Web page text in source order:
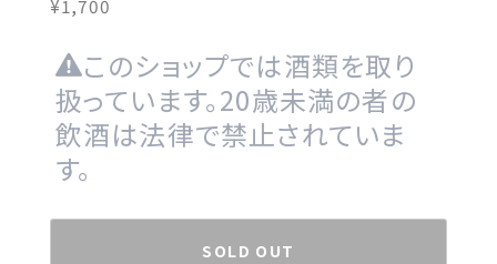
¥1,700
このショップでは酒類を取り
扱っています。20歳未満の者の
飲酒は法律で禁止されていま
す。
SOLD OUT